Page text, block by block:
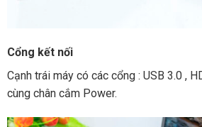
Cổng kết nối
Cạnh trái máy có các cổng : USB 3.0 ,
cùng chân cắm Power.